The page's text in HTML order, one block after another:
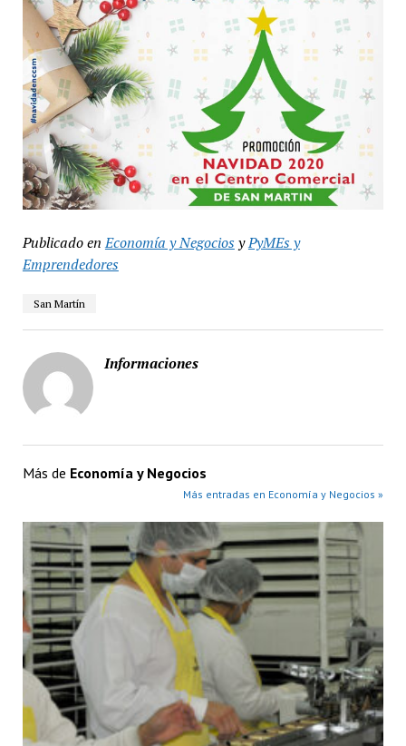
Publicado en Economía y NegociosyPyMEs y
Emprendedores
San Martín
Informaciones
Más de Economía y Negocios
Más entradas en Economía y Negocios »